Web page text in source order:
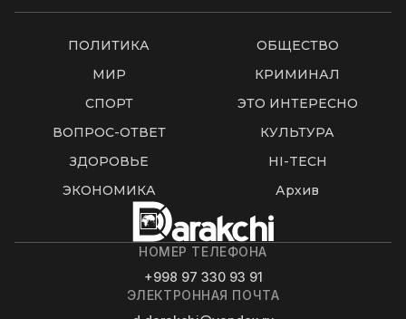
ПОЛИТИКА
ОБЩЕСТВО
МИР
КРИМИНАЛ
СПОРТ
ЭТО ИНТЕРЕСНО
ВОПРОС-ОТВЕТ
КУЛЬТУРА
ЗДОРОВЬЕ
HI-TECH
ЭКОНОМИКА
Архив
НОМЕР ТЕЛЕФОНА
+998 97 330 93 91
ЭЛЕКТРОННАЯ ПОЧТА